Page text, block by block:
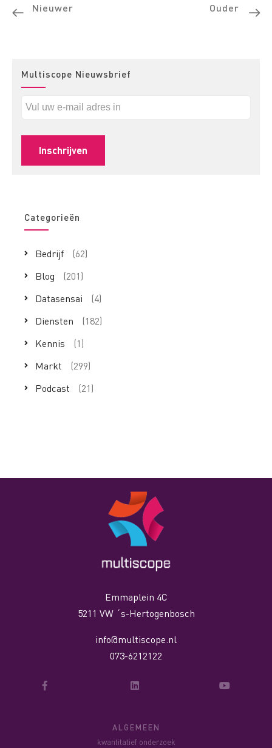
Nieuwer Ouder
Multiscope Nieuwsbrief
Categorieën
Bedrijf
(62)
Blog
(201)
Datasensai
(4)
Diensten
(182)
Kennis
(1)
Markt
(299)
Podcast
(21)
Emmaplein 4C
5211 VW ´s-Hertogenbosch
info@multiscope.nl
073-6212122
ALGEMEEN
kwantitatief onderzoek